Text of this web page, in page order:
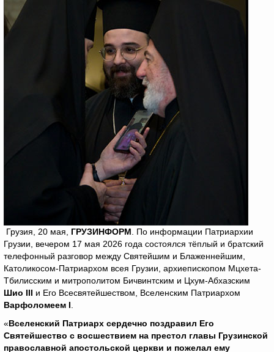
Грузия, 20 мая, ГРУЗИНФОРМ . По информации Патриархии
Грузии, вечером 17 мая 2026 года состоялся тёплый и братский
телефонный разговор между Святейшим и Блаженнейшим,
Католикосом-Патриархом всея Грузии, архиепископом Мцхета-
Тбилисским и митрополитом Бичвинтским и Цхум-Абхазским
Шио III и Его Всесвятейшеством, Вселенским Патриархом
Варфоломеем I
«Вселенский Патриарх сердечно поздравил Его
Святейшество с восшествием на престол главы Грузинской
православной апостольской церкви и пожелал ему